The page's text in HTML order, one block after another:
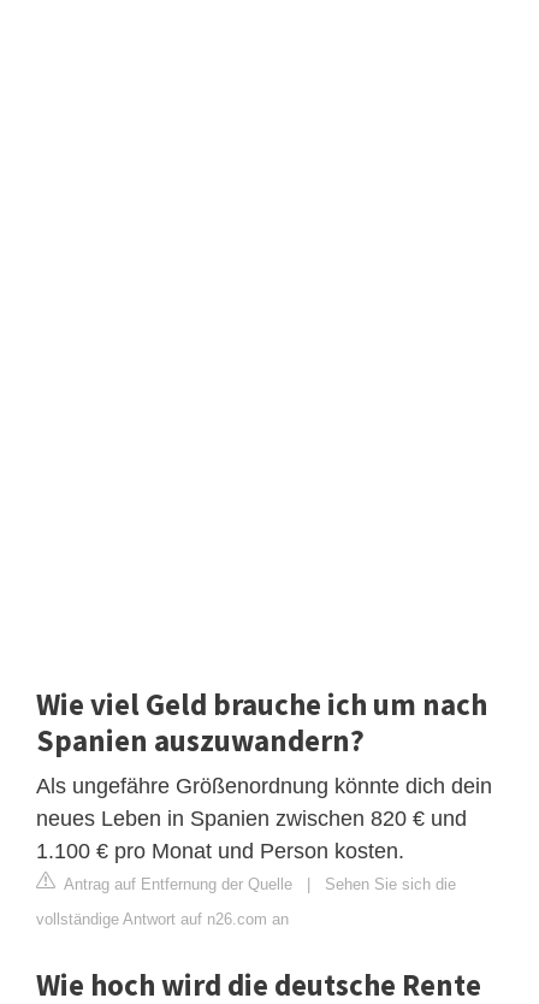
Wie viel Geld brauche ich um nach
Spanien auszuwandern?
Als ungefähre Größenordnung könnte dich dein
neues Leben in Spanien zwischen 820 € und
1.100 € pro Monat und Person kosten.
Antrag auf Entfernung der Quelle | Sehen Sie sich die
vollständige Antwort auf n26.com an
Wie hoch wird die deutsche Rente